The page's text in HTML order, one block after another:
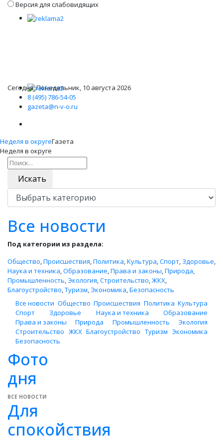
Версия для слабовидящих
Сегодня: Понедельник, 10 августа 2026
8 (495) 786-54-05
gazeta@n-v-o.ru
Неделя в округеГазета
Неделя в округе
Искать
Все новости
Под категории из раздела:
Общество,Происшествия,Политика,Культура,Спорт, Здоровье,
Наука и техника,Образование,Права и законы,Природа,
Промышленность,Экология,Строительство,ЖКХ,
Благоустройство,Туризм,Экономика,Безопасность
Все новости Общество Происшествия Политика Культура
Спорт
Здоровье Наука и техника
Образование
Права и законы
Природа Промышленность
Экология
Строительство ЖКХ Благоустройство Туризм Экономика
Безопасность
Фото
дня
ВСЕ НОВОСТИ
Для
спокойствия